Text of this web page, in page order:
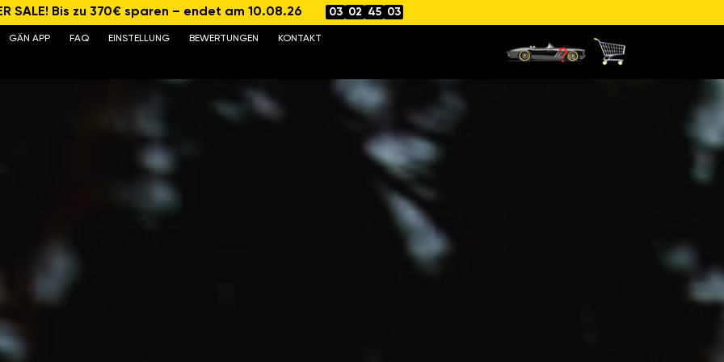
SALE! Bis zu 370€ sparen – endet am 10.08.26 03 02 45 01
GÄN APP FAQ EINSTELLUNG BEWERTUNGEN
KONTAKT